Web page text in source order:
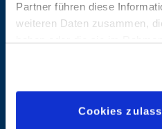
Partner führen diese
weiteren Daten zusammen,
geben, können Sie diese
Datenschutzerklärung
Cookies
Entdecken